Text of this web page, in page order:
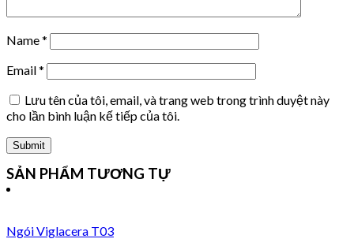
Name*
Email*
Lưu tên của tôi, email, và trang web trong trình duyệt này
cho lần bình luận kế tiếp của tôi.
SẢN PHẨM TƯƠNG TỰ
Ngói Viglacera T03